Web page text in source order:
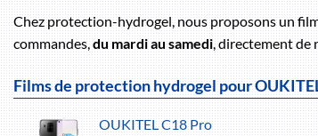
Chez protection-hydrogel, nous proposons un
commandes,du mardi au samedi, directement de
Films de protection hydrogel pour
OUKITEL C18 Pro